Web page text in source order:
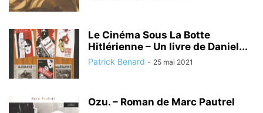
Le Cinéma Sous La Botte
Hitlérienne – Un livre de Daniel...
Patrick Benard - 25 mai 2021
Ozu. – Roman de Marc Pautrel